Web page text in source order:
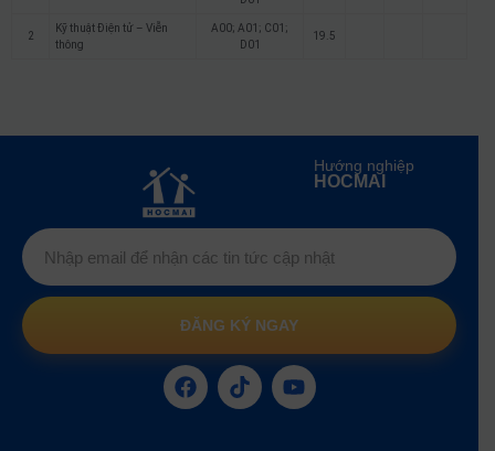
2
Kỹ thuật Điện tử – Viễn
thông
A00; A01; C01;
D01
19.5
Hướng nghiệp
HOCMAI
ĐĂNG KÝ NGAY